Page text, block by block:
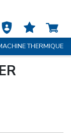
THERMIQUE